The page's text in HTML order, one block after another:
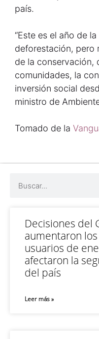
país.
“Este es el año de
deforestación, pero
de la conservación,
comunidades, la
inversión social
ministro de
Tomado de la
Decisiones del
aumentaron
usuarios de
afectaron la
del país
Leer más »